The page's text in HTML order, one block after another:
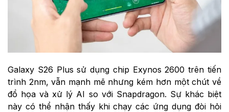
Galaxy S26 Plus sử dụng chip Exynos 2600 trên tiến
trình 2nm, vẫn mạnh mẽ nhưng kém hơn một chút về
đồ họa và xử lý AI so với Snapdragon. Sự khác biệt
này có thể nhận thấy khi chạy các ứng dụng đòi hỏi